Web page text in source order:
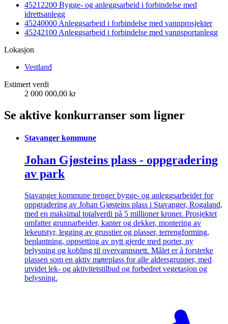
45212200 Bygge- og anleggsarbeid i forbindelse med
idrettsanlegg
45240000 Anleggsarbeid i forbindelse med vannprosjekter
45242100 Anleggsarbeid i forbindelse med vannsportanlegg
Lokasjon
Vestland
Estimert verdi
2 000 000,00 kr
Se aktive konkurranser som ligner
Stavanger kommune
Johan Gjøsteins plass - oppgradering
av park
Stavanger kommune trenger bygge- og anleggsarbeider for
oppgradering av Johan Gjøsteins plass i Stavanger, Rogaland,
med en maksimal totalverdi på 5 millioner kroner. Prosjektet
omfatter grunnarbeider, kanter og dekker, montering av
lekeutstyr, legging av grusstier og plasser, terrengforming,
beplantning, oppsetting av nytt gjerde med porter, ny
belysning og kobling til overvannsnett. Målet er å forsterke
plassen som en aktiv møteplass for alle aldersgrupper, med
utvidet lek- og aktivitetstilbud og forbedret vegetasjon og
belysning.